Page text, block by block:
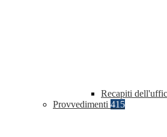
Recapiti
Provvedimenti 415